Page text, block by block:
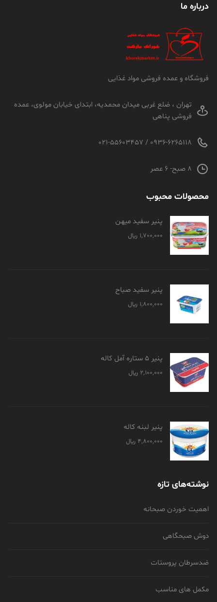
درباره ما
فروشگاه و عمده فروشی مواد غذایی
تهران ، ضلع غربی میدان محمدیه، ابتدای خیابان مولوی، عمده
فروشی پناهی
0936-6265118 / 021-55603457
8 صبح- 6 عصر
محصولات محبوب
پنیر سفید میهن
1,700,000 ﷼
پنیر سفید صباح
1,800,000 ﷼
پنیر 5 ستاره آمل کاله
2,100,000 ﷼
پنیر لبنه کاله
4,800,000 ﷼
نوشته‌های تازه
اهمیت خوردن صبحانه
دوش صبحگاهی
ضدسرطان پروستات
مکمل های مناسب